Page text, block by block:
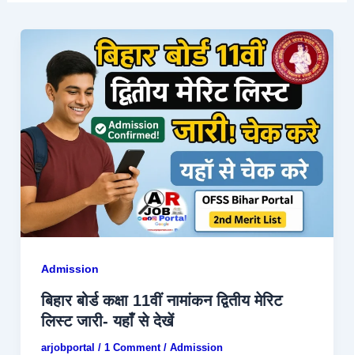
Admission
बिहार बोर्ड कक्षा 11वीं नामांकन द्वितीय मेरिट
लिस्ट जारी- यहाँ से देखें
arjobportal / 1 Comment / Admission